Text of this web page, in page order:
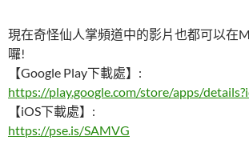
現在奇怪仙人掌頻道中的影片也都可以在
囉!
【Google Play下載處】:
https://play.google.com/store/apps/
【iOS下載處】:
https://pse.is/SAMVG